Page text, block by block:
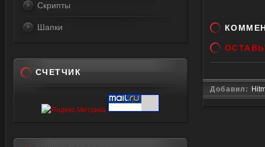
Добавил:
Скрипты
Шапки
СЧЕТЧИК